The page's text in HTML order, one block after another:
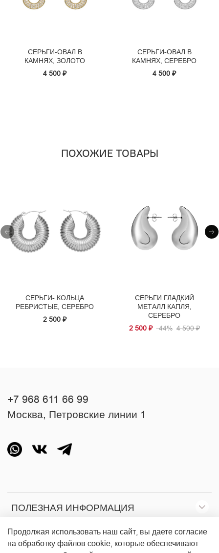
СЕРЬГИ-ОВАЛ В
КАМНЯХ, ЗОЛОТО
4 500 ₽
СЕРЬГИ-ОВАЛ В
КАМНЯХ, СЕРЕБРО
4 500 ₽
ПОХОЖИЕ ТОВАРЫ
СЕРЬГИ- КОЛЬЦА
РЕБРИСТЫЕ, СЕРЕБРО
2 500 ₽
СЕРЬГИ ГЛАДКИЙ
МЕТАЛЛ КАПЛЯ,
СЕРЕБРО
2 500 ₽ -44% 4 500 ₽
ПОЛЕЗНАЯ ИНФОРМАЦИЯ
О МАГАЗИНЕ
+7 968 611 66 99
Москва, Петровские линии 1
Продолжая использовать наш сайт, вы даете согласие
на обработку файлов cookie, которые обеспечивают